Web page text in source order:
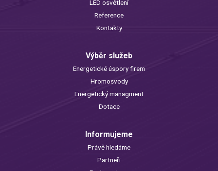
LED osvětlení
Reference
Kontakty
Výběr služeb
Energetické úspory firem
Hromosvody
Energetický managment
Dotace
Informujeme
Právě hledáme
Partneři